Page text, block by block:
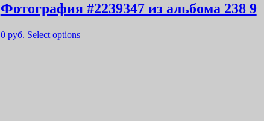
Фотография #2239347 из альбома 238 9
0 руб. Select options